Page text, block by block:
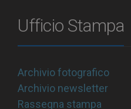
Ufficio Stampa
Archivio fotografico
Archivio newsletter
Rassegna stampa